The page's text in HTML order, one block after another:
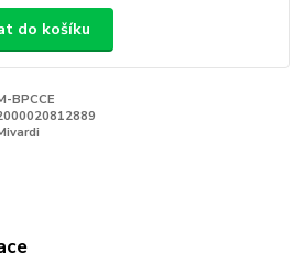
do košíku
BPCCE